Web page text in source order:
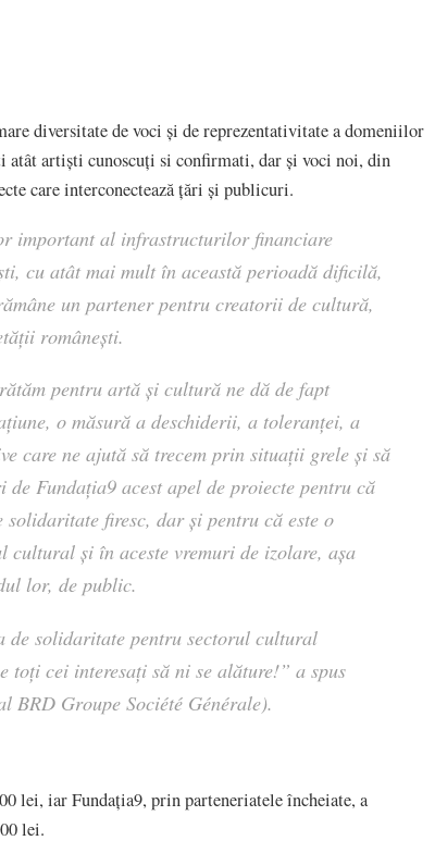
diversitate de voci și de reprezentativitate a domeniilor
artişti cunoscuţi si confirmati, dar și voci noi, din
care interconectează țări și publicuri.
important al infrastructurilor financiare
cu atât mai mult în această perioadă dificilă,
un partener pentru creatorii de cultură,
românești.
pentru artă şi cultură ne dă de fapt
o măsură a deschiderii, a toleranţei, a
care ne ajută să trecem prin situaţii grele și să
Fundaţia9 acest apel de proiecte pentru că
solidaritate firesc, dar și pentru că este o
cultural şi în aceste vremuri de izolare, așa
lor, de public.
de solidaritate pentru sectorul cultural
toți cei interesați să ni se alăture!” a spus
BRD Groupe Société Générale).
lei, iar Fundaţia9, prin parteneriatele încheiate, a
lei.